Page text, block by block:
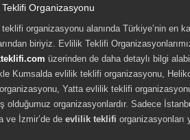
Teklifi Organizasyonu
organizasyonu alanında Türkiye’nin en
biriyiz. Evlilik Teklifi
üzerinden de daha detaylı bilgi
Kumsalda evlilik teklifi organizasyonu,
Yatta evlilik teklifi
olduğumuz organizasyonlardır. Sadece
ve İzmir’de de evlilik teklifi organizasyonları